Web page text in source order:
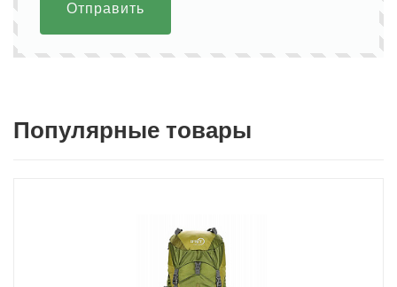
Отправить
Популярные товары